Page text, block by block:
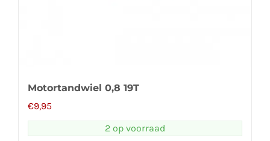
Motortandwiel 0,8 19T
€9,95
2 op voorraad